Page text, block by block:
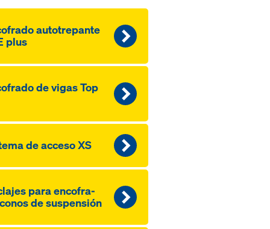
autotrepante
plus
de vi­gas Top
de acceso XS
pa­ra encofra­
de suspensión